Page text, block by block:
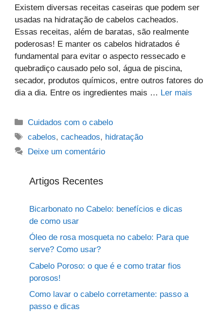
Existem diversas receitas caseiras que podem ser
usadas na hidratação de cabelos cacheados.
Essas receitas, além de baratas, são realmente
poderosas! E manter os cabelos hidratados é
fundamental para evitar o aspecto ressecado e
quebradiço causado pelo sol, água de piscina,
secador, produtos químicos, entre outros fatores do
dia a dia. Entre os ingredientes mais … Ler mais
Categorias
Cuidados com o cabelo
Tags
cabelos,cacheados, hidratação
Deixe um comentário
Artigos Recentes
Bicarbonato no Cabelo: benefícios e dicas
de como usar
Óleo de rosa mosqueta no cabelo: Para que
serve? Como usar?
Cabelo Poroso: o que é e como tratar fios
porosos!
Como lavar o cabelo corretamente: passo a
passo e dicas